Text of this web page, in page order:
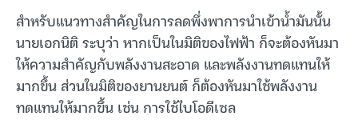
สำหรับแนวทางสำคัญในการลดพึ่งพาการนำเข้าน้ำมันนั้น
นายเอกนิติ ระบุว่า หากเป็นในมิติของไฟฟ้า ก็จะต้องหันมา
ให้ความสำคัญกับพลังงานสะอาด และพลังงานทดแทนให้
มากขึ้น ส่วนในมิติของยานยนต์ ก็ต้องหันมาใช้พลังงาน
ทดแทนให้มากขึ้น เช่น การใช้ไบโอดีเซล